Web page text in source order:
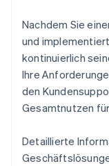
Nachdem Sie
und
kontinuierlich
Ihre
den
Gesamtnutzen
Detaillierte